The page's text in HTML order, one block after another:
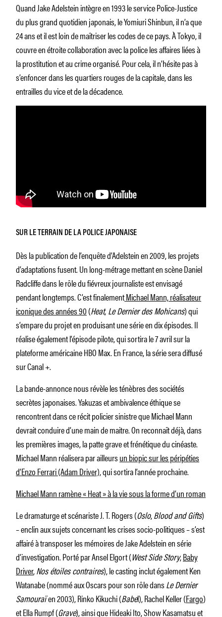
Quand Jake Adelstein intègre en 1993 le service Police-Justice
du plus grand quotidien japonais, le Yomiuri Shinbun, il n’a que
24 ans et il est loin de maîtriser les codes de ce pays. À Tokyo, il
couvre en étroite collaboration avec la police les affaires liées à
la prostitution et au crime organisé. Pour cela, il n’hésite pas à
s’enfoncer dans les quartiers rouges de la capitale, dans les
entrailles du vice et de la décadence.
SUR LE TERRAIN DE LA POLICE JAPONAISE
Dès la publication de l’enquête d’Adelstein en 2009, les projets
d’adaptations fusent. Un long-métrage mettant en scène Daniel
Radcliffe dans le rôle du fiévreux journaliste est envisagé
pendant longtemps. C’est finalementMichael Mann, réalisateur
iconique des années 90(Heat,Le Dernier des Mohicans) qui
s’empare du projet en produisant une série en dix épisodes. Il
réalise également l’épisode pilote, qui sortira le 7 avril sur la
plateforme américaine HBO Max. En France, la série sera diffusé
sur Canal +.
La bande-annonce nous révèle les ténèbres des sociétés
secrètes japonaises. Yakuzas et ambivalence éthique se
rencontrent dans ce récit policier sinistre que Michael Mann
devrait conduire d’une main de maitre. On reconnaît déjà, dans
les premières images, la patte grave et frénétique du cinéaste.
Michael Mann réalisera par ailleursun biopic sur les péripéties
d’Enzo Ferrari (Adam Driver), qui sortira l’année prochaine.
Michael Mann ramène « Heat » à la vie sous la forme d’un roman
Le dramaturge et scénariste J. T. Rogers (Oslo,Blood and Gifts)
– enclin aux sujets concernant les crises socio-politiques – s’est
affairé à transposer les mémoires de Jake Adelstein en série
d’investigation. Porté par Ansel Elgort (West Side Story,Baby
Driver,Nos étoiles contraires), le casting inclut également Ken
Watanabe (nommé aux Oscars pour son rôle dansLe Dernier
Samouraïen 2003), Rinko Kikuchi (Babel), Rachel Keller (Fargo)
et Ella Rumpf (Grave), ainsi que Hideaki Ito, Show Kasamatsu et